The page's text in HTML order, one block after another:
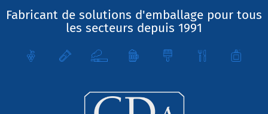
Fabricant de solutions d'emballage pour tous
les secteurs depuis 1991